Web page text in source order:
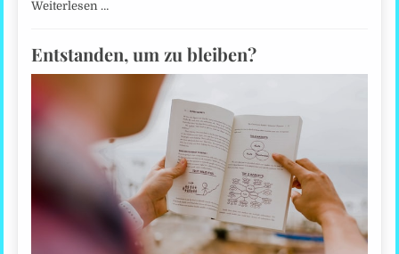
Weiterlesen …
Entstanden, um zu bleiben?